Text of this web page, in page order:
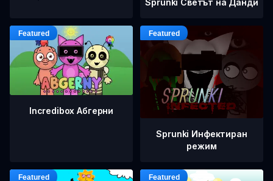
Sprunki Светът на Данди
Incredibox Абгерни
Sprunki Инфектиран
режим